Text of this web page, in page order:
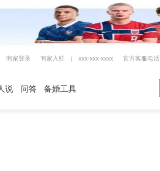
商家登录 商家入驻 xxx-xxx-xxxx 官方客服电话
说 问答 备婚工具